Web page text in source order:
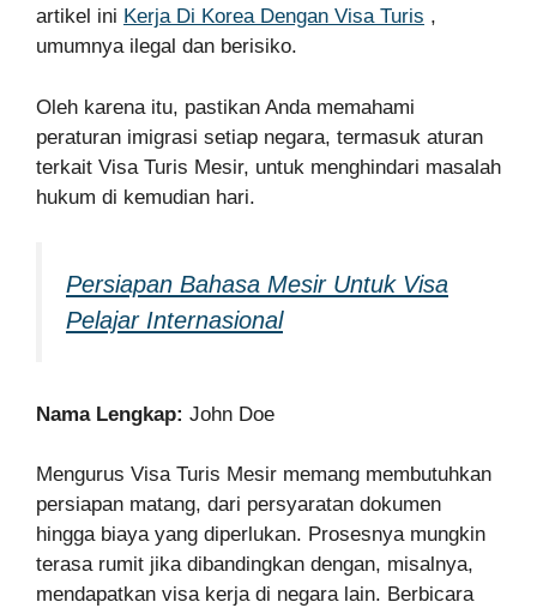
artikel ini Kerja Di Korea Dengan Visa Turis ,
umumnya ilegal dan berisiko.
Oleh karena itu, pastikan Anda memahami
peraturan imigrasi setiap negara, termasuk aturan
terkait Visa Turis Mesir, untuk menghindari masalah
hukum di kemudian hari.
Persiapan Bahasa Mesir Untuk Visa
Pelajar Internasional
Nama Lengkap: John Doe
Mengurus Visa Turis Mesir memang membutuhkan
persiapan matang, dari persyaratan dokumen
hingga biaya yang diperlukan. Prosesnya mungkin
terasa rumit jika dibandingkan dengan, misalnya,
mendapatkan visa kerja di negara lain. Berbicara